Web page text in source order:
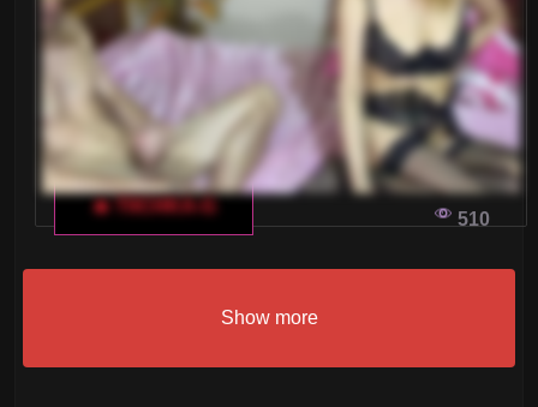
🔥 T0CHKA-G
510
Show more